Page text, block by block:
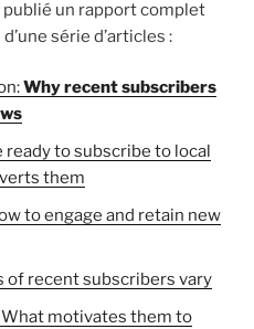
un rapport complet
série d’articles :
Why recent subscribers
ready to subscribe to local
them
to engage and retain new
of recent subscribers vary
motivates them to